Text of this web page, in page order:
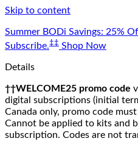
Skip to content
Summer BODi Savings: 25%
Subscribe.‡‡ Shop Now
Details
††WELCOME25 promo code
digital subscriptions (initial
Canada only, promo code
Cannot be applied to kits and
subscription. Codes are not